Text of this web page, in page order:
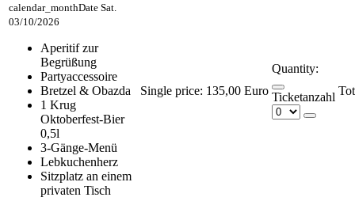
calendar_monthDate Sat.
03/10/2026
Aperitif zur
Begrüßung
Partyaccessoire
Bretzel & Obazda
1 Krug
Oktoberfest-Bier
0,5l
3-Gänge-Menü
Lebkuchenherz
Sitzplatz an einem
privaten Tisch
Single price: 135,00 Euro
Quantity:
Ticketanzahl